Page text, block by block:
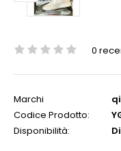
0
Marchi
Codice Prodotto:
Disponibilità: